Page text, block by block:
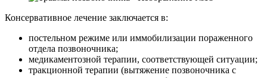
Консервативное лечение заключается в:
постельном режиме или иммобилизации пораженного
отдела позвоночника;
медикаментозной терапии, соответствующей ситуации;
тракционной терапии (вытяжение позвоночника с